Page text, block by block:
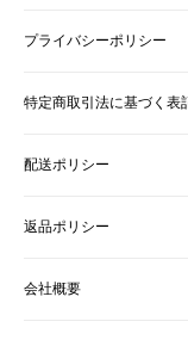
プライバシーポリシー
特定商取引法に基づく表
配送ポリシー
返品ポリシー
会社概要